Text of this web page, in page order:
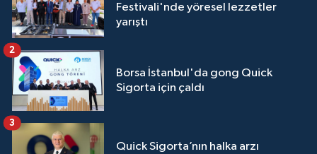
Festivali'nde yöresel lezzetler
yarıştı
Borsa İstanbul'da gong Quick
Sigorta için çaldı
2
Quick Sigorta’nın halka arzı
3